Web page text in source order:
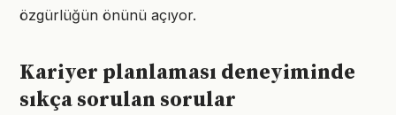
özgürlüğün önünü açıyor.
Kariyer planlaması deneyiminde
sıkça sorulan sorular